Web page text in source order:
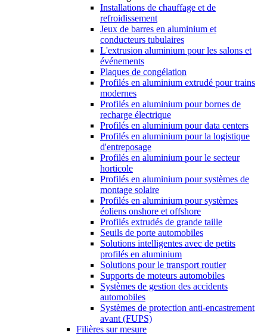
Installations de chauffage et de
refroidissement
Jeux de barres en aluminium et
conducteurs tubulaires
L'extrusion aluminium pour les salons et
événements
Plaques de congélation
Profilés en aluminium extrudé pour trains
modernes
Profilés en aluminium pour bornes de
recharge électrique
Profilés en aluminium pour data centers
Profilés en aluminium pour la logistique
d'entreposage
Profilés en aluminium pour le secteur
horticole
Profilés en aluminium pour systèmes de
montage solaire
Profilés en aluminium pour systèmes
éoliens onshore et offshore
Profilés extrudés de grande taille
Seuils de porte automobiles
Solutions intelligentes avec de petits
profilés en aluminium
Solutions pour le transport routier
Supports de moteurs automobiles
Systèmes de gestion des accidents
automobiles
Systèmes de protection anti-encastrement
avant (FUPS)
Filières sur mesure